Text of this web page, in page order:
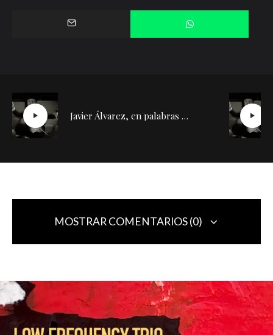
Javier Álvarez, en palabras de Díazmuñoz | Conversación con Silvia de la Cueva (2)
MOSTRAR COMENTARIOS (0)
Deja una respuesta
Tu dirección de correo electrónico no será publicada. Los campos
obligatorios están marcados con*